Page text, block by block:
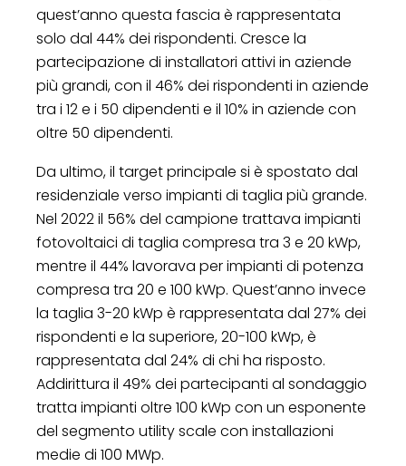
quest’anno questa fascia è rappresentata
solo dal 44% dei rispondenti. Cresce la
partecipazione di installatori attivi in aziende
più grandi, con il 46% dei rispondenti in aziende
tra i 12 e i 50 dipendenti e il 10% in aziende con
oltre 50 dipendenti.
Da ultimo, il target principale si è spostato dal
residenziale verso impianti di taglia più grande.
Nel 2022 il 56% del campione trattava impianti
fotovoltaici di taglia compresa tra 3 e 20 kWp,
mentre il 44% lavorava per impianti di potenza
compresa tra 20 e 100 kWp. Quest’anno invece
la taglia 3-20 kWp è rappresentata dal 27% dei
rispondenti e la superiore, 20-100 kWp, è
rappresentata dal 24% di chi ha risposto.
Addirittura il 49% dei partecipanti al sondaggio
tratta impianti oltre 100 kWp con un esponente
del segmento utility scale con installazioni
medie di 100 MWp.